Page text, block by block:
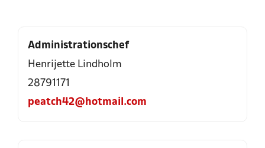
Administrationschef
Henrijette Lindholm
28791171
peatch42@hotmail.com